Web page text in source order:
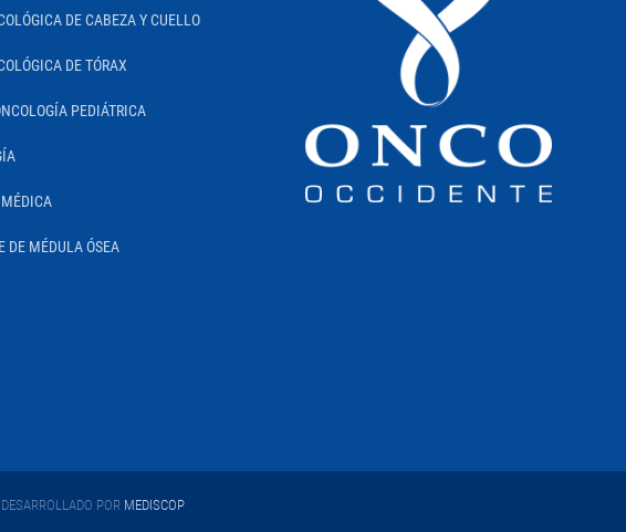
DE CABEZA Y CUELLO
DE TÓRAX
PEDIÁTRICA
DE MÉDULA ÓSEA
POR MEDISCOP